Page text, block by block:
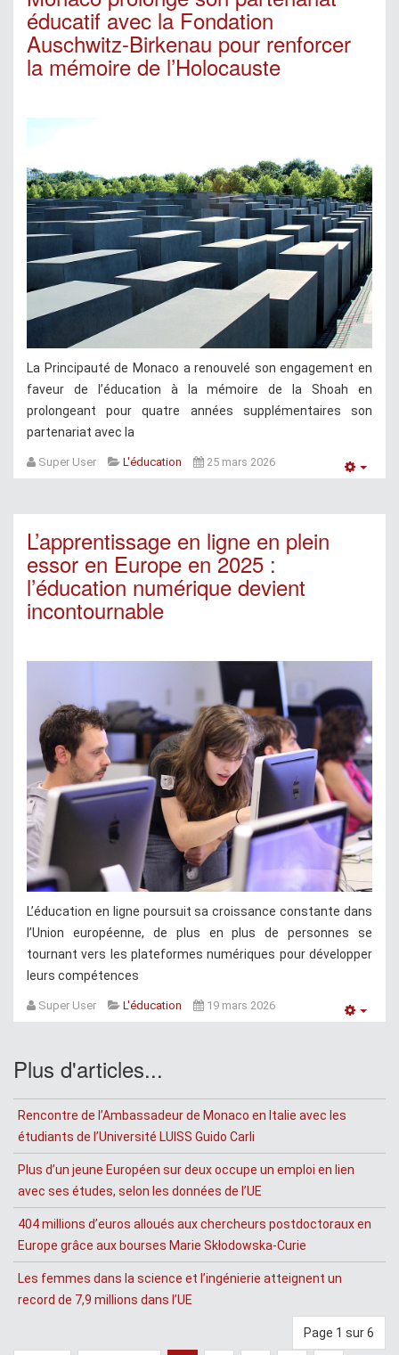
éducatif avec la Fondation
Auschwitz-Birkenau pour renforcer
la mémoire de l’Holocauste
La Principauté de Monaco a renouvelé son engagement en
faveur de l’éducation à la mémoire de la Shoah en
prolongeant pour quatre années supplémentaires son
partenariat avec la
Super User L'éducation 25 mars 2026
L’apprentissage en ligne en plein
essor en Europe en 2025 :
l’éducation numérique devient
incontournable
L’éducation en ligne poursuit sa croissance constante dans
l’Union européenne, de plus en plus de personnes se
tournant vers les plateformes numériques pour développer
leurs compétences
Super User L'éducation 19 mars 2026
Plus d'articles...
Rencontre de l’Ambassadeur de Monaco en Italie avec les
étudiants de l’Université LUISS Guido Carli
Plus d’un jeune Européen sur deux occupe un emploi en lien
avec ses études, selon les données de l’UE
404 millions d’euros alloués aux chercheurs postdoctoraux en
Europe grâce aux bourses Marie Skłodowska-Curie
Les femmes dans la science et l’ingénierie atteignent un
record de 7,9 millions dans l’UE
Page 1 sur 6